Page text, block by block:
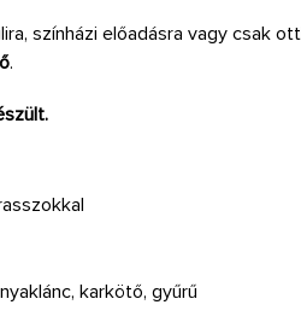
színházi előadásra vagy csak
.
karkötő, gyűrű